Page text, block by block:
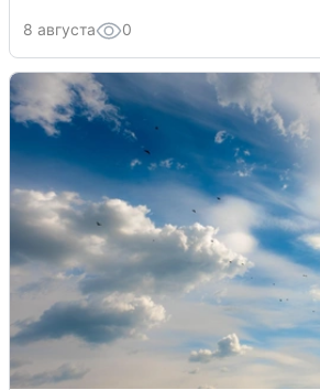
8 августа 0